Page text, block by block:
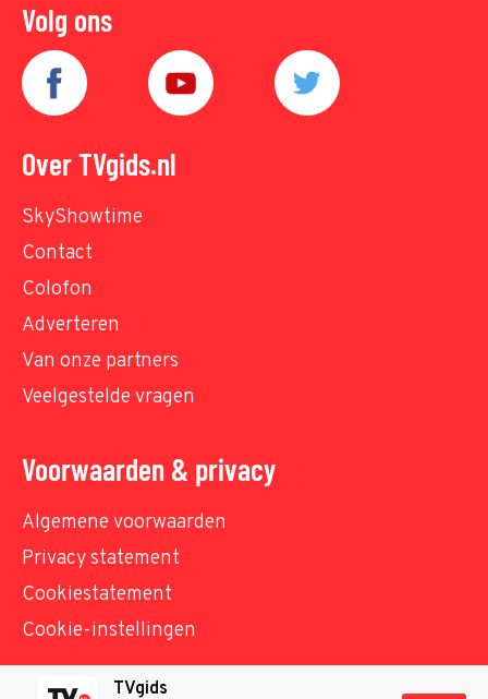
Volg ons
Over TVgids.nl
SkyShowtime
Contact
Colofon
Adverteren
Van onze partners
Veelgestelde vragen
Voorwaarden & privacy
Algemene voorwaarden
Privacy statement
Cookiestatement
Cookie-instellingen
TVgids